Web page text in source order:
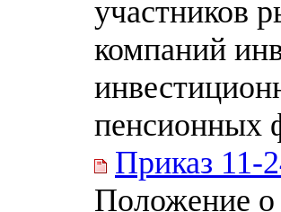
участников
компаний
пенсионных
Приказ 11-
Положение о